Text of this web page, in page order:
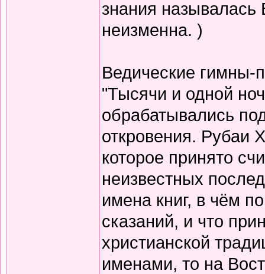
знания
неизменна. )
Ведические гимны-
"Тысячи и одной
обрабатывались
откровения. Рубаи
которое принято
неизвестных
имена книг, в чём
сказаний, и что
христианской
именами, то на